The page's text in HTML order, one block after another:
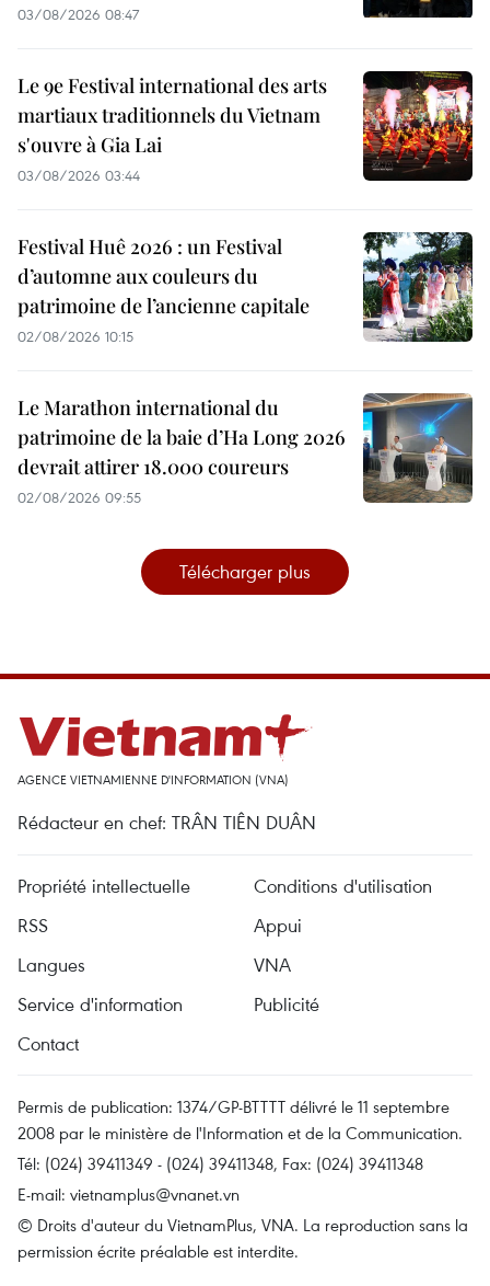
03/08/2026 08:47
Le 9e Festival international des arts
martiaux traditionnels du Vietnam
s'ouvre à Gia Lai
03/08/2026 03:44
Festival Huê 2026 : un Festival
d’automne aux couleurs du
patrimoine de l’ancienne capitale
02/08/2026 10:15
Le Marathon international du
patrimoine de la baie d’Ha Long 2026
devrait attirer 18.000 coureurs
02/08/2026 09:55
Télécharger plus
AGENCE VIETNAMIENNE D'INFORMATION (VNA)
Rédacteur en chef: TRÂN TIÊN DUÂN
Propriété intellectuelle
Conditions d'utilisation
RSS
Appui
Langues
VNA
Service d'information
Publicité
Contact
Permis de publication: 1374/GP-BTTTT délivré le 11 septembre
2008 par le ministère de l'Information et de la Communication.
Tél: (024) 39411349 - (024) 39411348, Fax: (024) 39411348
E-mail: vietnamplus@vnanet.vn
© Droits d'auteur du VietnamPlus, VNA. La reproduction sans la
permission écrite préalable est interdite.